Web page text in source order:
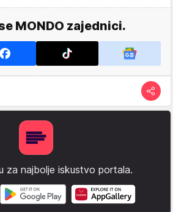
MONDO zajednici.
za najbolje iskustvo portala.